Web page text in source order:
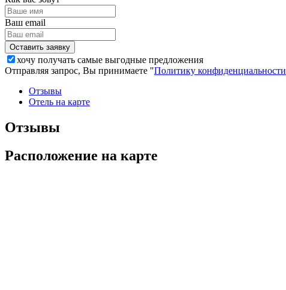
Ваш email
хочу получать самые выгодные предложения
Отправляя запрос, Вы принимаете "Политику конфиденциальности
Отзывы
Отель на карте
Отзывы
Расположение на карте